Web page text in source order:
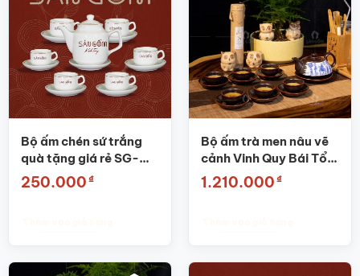
Bộ ấm chén sứ trắng
quà tặng giá rẻ SG-
AC27
250.000 ₫
Bộ ấm trà men nâu vẽ
cảnh Vinh Quy Bái Tổ
SG-AC15
1.210.000 ₫